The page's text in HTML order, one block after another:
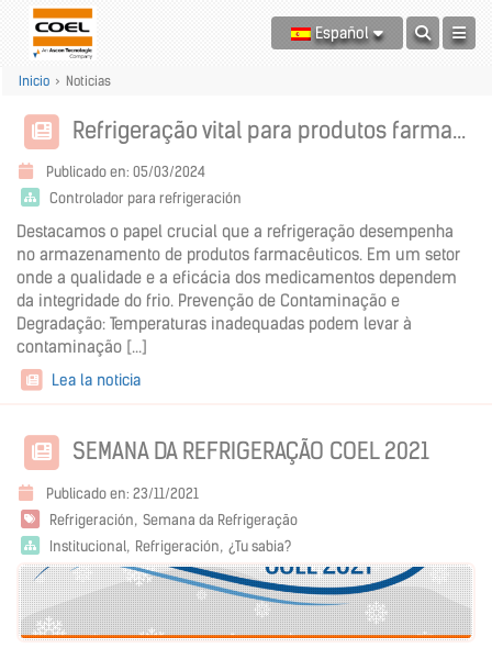
Español
Inicio > Noticias
Refrigeração vital para produtos farmacêuticos com X34
Publicado en: 05/03/2024
Controlador para refrigeración
Destacamos o papel crucial que a refrigeração desempenha
no armazenamento de produtos farmacêuticos. Em um setor
onde a qualidade e a eficácia dos medicamentos dependem
da integridade do frio. Prevenção de Contaminação e
Degradação: Temperaturas inadequadas podem levar à
contaminação [...]
Lea la noticia
SEMANA DA REFRIGERAÇÃO COEL 2021
Publicado en: 23/11/2021
Refrigeración Semana da Refrigeração
Institucional Refrigeración ¿Tu sabia?